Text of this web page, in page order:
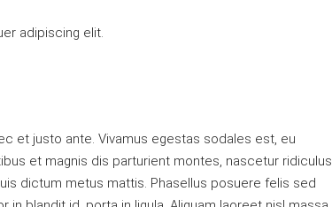
adipiscing elit.
et justo ante. Vivamus egestas sodales est, eu
et magnis dis parturient montes, nascetur ridiculus
dictum metus mattis. Phasellus posuere felis sed